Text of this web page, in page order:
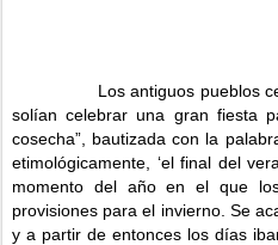
Los antiguos pueblos
solían celebrar una gran fiesta
cosecha”, bautizada con la
etimológicamente, ‘el final del
momento del año en el que
provisiones para el invierno. Se
y a partir de entonces los días